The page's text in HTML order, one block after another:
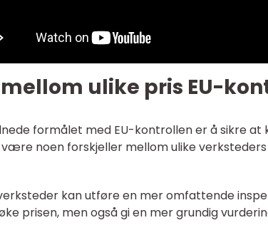
ulike pris EU-
formålet med EU-kontrollen er å sikre at
være noen forskjeller mellom ulike
kan utføre en mer omfattende
prisen, men også gi en mer grundig